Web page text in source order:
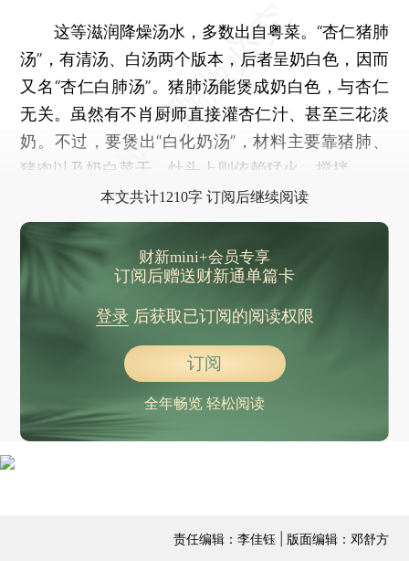
这等滋润降燥汤水，多数出自粤菜。“杏仁猪肺
汤”，有清汤、白汤两个版本，后者呈奶白色，因而
又名“杏仁白肺汤”。猪肺汤能煲成奶白色，与杏仁
无关。虽然有不肖厨师直接灌杏仁汁、甚至三花淡
奶。不过，要煲出“白化奶汤”，材料主要靠猪肺、
猪肉以及奶白菜干，灶头上则依赖猛火、搅拌。
本文共计1210字 订阅后继续阅读
财新mini+会员专享
订阅后赠送财新通单篇卡
登录后获取已订阅的阅读权限
订阅
全年畅览 轻松阅读
责任编辑：李佳钰 | 版面编辑：邓舒方